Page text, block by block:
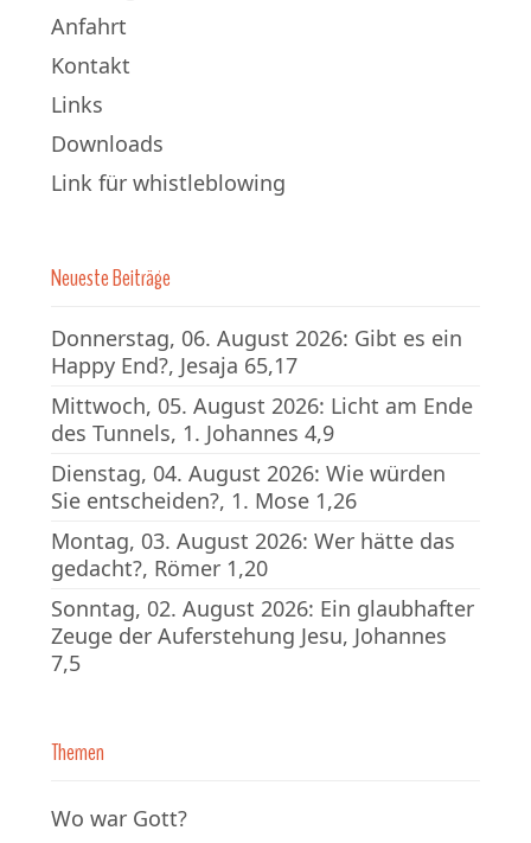
Anfahrt
Kontakt
Links
Downloads
Link für whistleblowing
Neueste Beiträge
Donnerstag, 06. August 2026: Gibt es ein
Happy End?, Jesaja 65,17
Mittwoch, 05. August 2026: Licht am Ende
des Tunnels, 1. Johannes 4,9
Dienstag, 04. August 2026: Wie würden
Sie entscheiden?, 1. Mose 1,26
Montag, 03. August 2026: Wer hätte das
gedacht?, Römer 1,20
Sonntag, 02. August 2026: Ein glaubhafter
Zeuge der Auferstehung Jesu, Johannes
7,5
Themen
Wo war Gott?